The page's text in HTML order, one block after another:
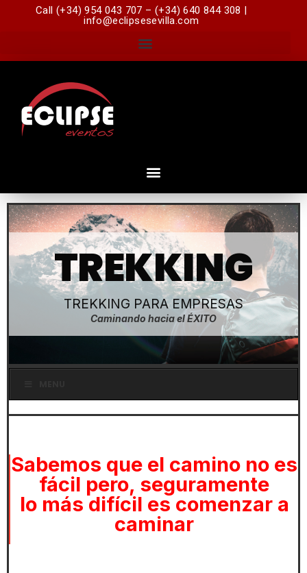
Call (+34) 954 043 707 – (+34) 640 844 308 |
info@eclipsesevilla.com
TREKKING
TREKKING PARA EMPRESAS
Caminando hacia el ÉXITO
Sabemos que el camino no es
fácil pero, seguramente
lo más difícil es comenzar a
caminar